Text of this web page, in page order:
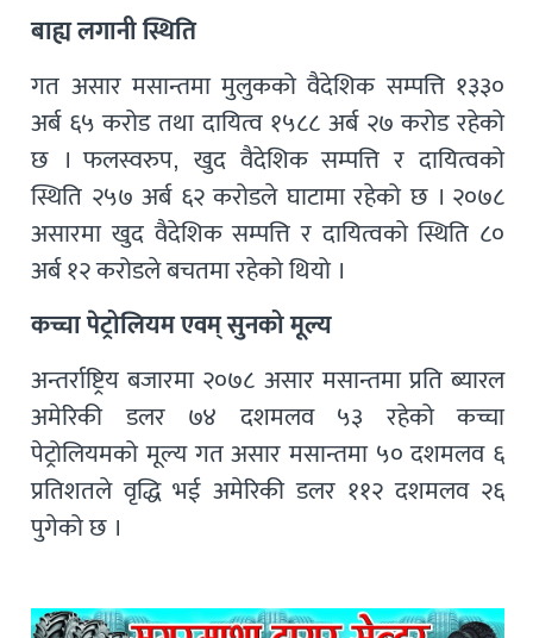
बाह्य लगानी स्थिति
गत असार मसान्तमा मुलुकको वैदेशिक सम्पत्ति १३३०
अर्ब ६५ करोड तथा दायित्व १५८८ अर्ब २७ करोड रहेको
छ । फलस्वरुप, खुद वैदेशिक सम्पत्ति र दायित्वको
स्थिति २५७ अर्ब ६२ करोडले घाटामा रहेको छ । २०७८
असारमा खुद वैदेशिक सम्पत्ति र दायित्वको स्थिति ८०
अर्ब १२ करोडले बचतमा रहेको थियो ।
कच्चा पेट्रोलियम एवम् सुनको मूल्य
अन्तर्राष्ट्रिय बजारमा २०७८ असार मसान्तमा प्रति ब्यारल
अमेरिकी डलर ७४ दशमलव ५३ रहेको कच्चा
पेट्रोलियमको मूल्य गत असार मसान्तमा ५० दशमलव ६
प्रतिशतले वृद्धि भई अमेरिकी डलर ११२ दशमलव २६
पुगेको छ ।